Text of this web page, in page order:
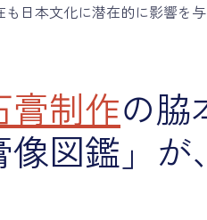
日本文化に潜在的に影響を
膏制作の脇
像図鑑」が